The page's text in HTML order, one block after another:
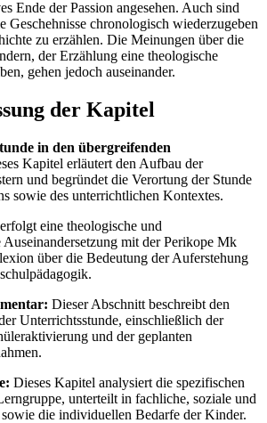
Ende der Passion angesehen. Auch sind
Geschehnisse chronologisch wiederzugeben
zu erzählen. Die Meinungen über die
der Erzählung eine theologische
gehen jedoch auseinander.
der Kapitel
in den übergreifenden
Kapitel erläutert den Aufbau der
und begründet die Verortung der Stunde
sowie des unterrichtlichen Kontextes.
eine theologische und
mit der Perikope Mk
über die Bedeutung der Auferstehung
Dieser Abschnitt beschreibt den
Unterrichtsstunde, einschließlich der
und der geplanten
Dieses Kapitel analysiert die spezifischen
unterteilt in fachliche, soziale und
die individuellen Bedarfe der Kinder.